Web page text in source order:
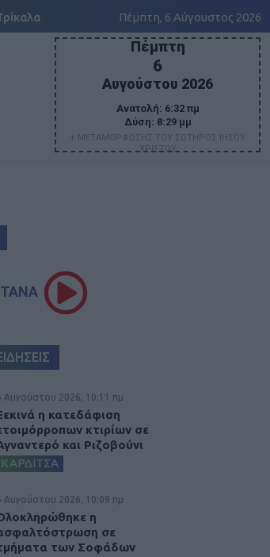
Πέμπτη, 6 Αύγουστος 2026
Πέμπτη
6
Αυγούστου 2026
Ανατολή: 6:32 πμ
Δύση: 8:29 μμ
+ ΜΕΤΑΜΟΡΦΩΣΗΣ ΤΟΥ ΣΩΤΗΡΟΣ ΙΗΣΟΥ
ΧΡΙΣΤΟΥ
Αυγούστου 2026, 10:11 πμ
η κατεδάφιση
κτιρίων σε
και Ριζοβούνι
ΚΑΡΔΙΤΣΑ
Αυγούστου 2026, 10:09 πμ
η
σε
των Σοφάδων